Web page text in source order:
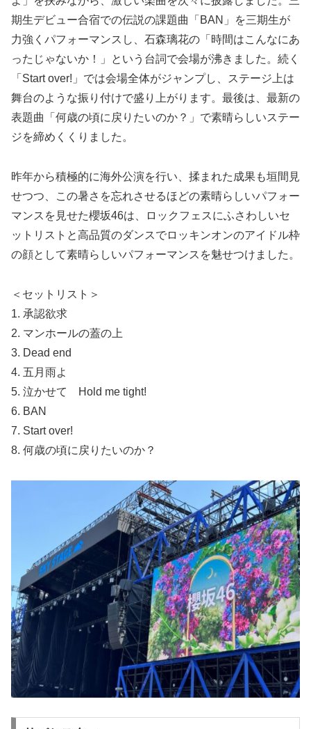
期生デビュー合宿での伝説の課題曲「BAN」を三期生が
力強くパフォーマンスし、石森璃花の「時間はこんなにあ
ったじゃないか！」という台詞で会場が沸きました。続く
「Start over!」では会場全体がジャンプし、ステージ上は
舞台のような振り付けで盛り上がります。最後は、最新の
表題曲「何歳の頃に戻りたいのか？」で素晴らしいステー
ジを締めくくりました。
昨年から積極的に海外公演を行い、揉まれた成果も垣間見
せつつ、この暑さを忘れさせるほどの素晴らしいパフォー
マンスを見せた櫻坂46は、ロックフェスにふさわしいセ
ットリストと高品質のダンスでロッキンオンのアイドル枠
の顔として素晴らしいパフォーマンスを魅せつけました。
＜セットリスト＞
1. 承認欲求
2. マンホールの蓋の上
3. Dead end
4. 五月雨よ
5. 泣かせて Hold me tight!
6. BAN
7. Start over!
8. 何歳の頃に戻りたいのか？